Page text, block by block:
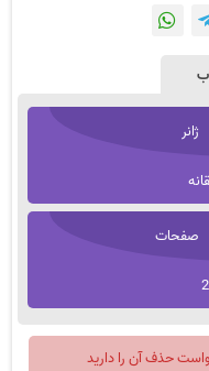
ژانر
صفحات
حذف آن را دارید